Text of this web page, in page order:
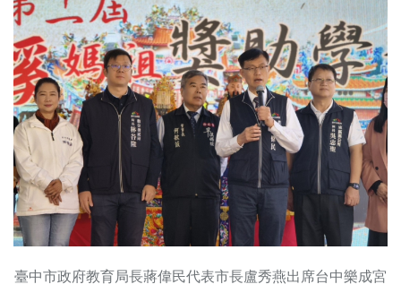
臺中市政府教育局長蔣偉民代表市長盧秀燕出席台中樂成宮